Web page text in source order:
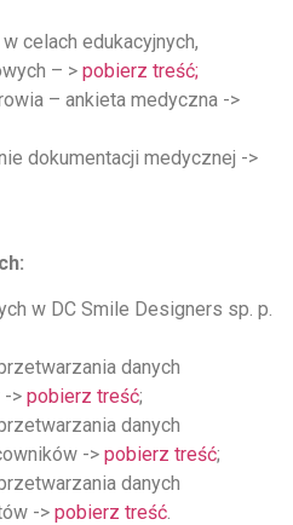
celach edukacyjnych,
– > pobierz treść;
– ankieta medyczna ->
dokumentacji medycznej ->
w DC Smile Designers sp. p.
danych
-> pobierz treść;
danych
-> pobierz treść;
danych
-> pobierz treść.